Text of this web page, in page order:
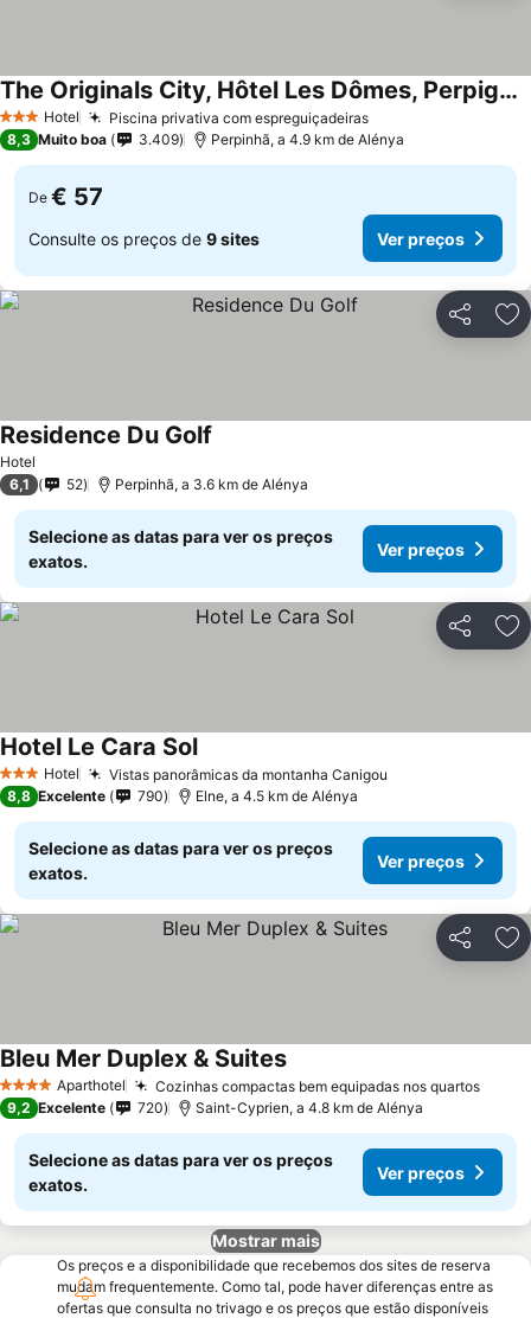
3 EstrelasHotel Piscina privativa com espreguiçadeiras
The Originals City, Hôtel Les Dômes, Perpignan Sud
8,3 Muito boa 3.409 Perpinhã, a 4.9 km de Alénya
De € 57
Consulte os preços de 9 sites Ver preços
Partilhar
Hotel
Residence Du Golf
6,1 52 Perpinhã, a 3.6 km de Alénya
Selecione as datas para ver os preços
exatos.
Ver preços
Partilhar
3 EstrelasHotel Vistas panorâmicas da montanha Canigou
Hotel Le Cara Sol
8,8 Excelente 790 Elne, a 4.5 km de Alénya
Selecione as datas para ver os preços
exatos.
Ver preços
Partilhar
4 EstrelasAparthotel Cozinhas compactas bem equipadas nos quartos
Bleu Mer Duplex & Suites
9,2 Excelente 720 Saint-Cyprien, a 4.8 km de Alénya
Selecione as datas para ver os preços
exatos.
Ver preços
Mostrar mais
Os preços e a disponibilidade que recebemos dos sites de reserva
mudam frequentemente. Como tal, pode haver diferenças entre as
ofertas que consulta no trivago e os preços que estão disponíveis